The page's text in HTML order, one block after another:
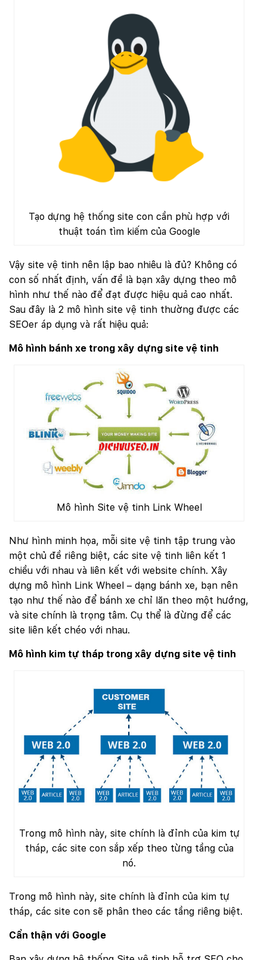
Tạo dựng hệ thống site con cần phù hợp với
thuật toán tìm kiếm của Google
Vậy site vệ tinh nên lập bao nhiêu là đủ? Không có
con số nhất định, vấn đề là bạn xây dựng theo mô
hình như thế nào để đạt được hiệu quả cao nhất.
Sau đây là 2 mô hình site vệ tinh thường được các
SEOer áp dụng và rất hiệu quả:
Mô hình bánh xe trong xây dựng site vệ tinh
Mô hình Site vệ tinh Link Wheel
Như hình minh họa, mỗi site vệ tinh tập trung vào
một chủ đề riêng biệt, các site vệ tinh liên kết 1
chiều với nhau và liên kết với website chính. Xây
dựng mô hình Link Wheel – dạng bánh xe, bạn nên
tạo như thế nào để bánh xe chỉ lăn theo một hướng,
và site chính là trọng tâm. Cụ thể là đừng để các
site liên kết chéo với nhau.
Mô hình kim tự tháp trong xây dựng site vệ tinh
Trong mô hình này, site chính là đỉnh của kim tự
tháp, các site con sắp xếp theo từng tầng của
nó.
Trong mô hình này, site chính là đỉnh của kim tự
tháp, các site con sẽ phân theo các tầng riêng biệt.
Cẩn thận với Google